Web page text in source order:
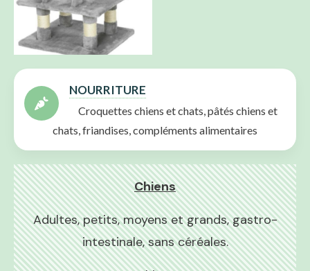
NOURRITURE
Croquettes chiens et chats, pâtés chiens et
chats, friandises, compléments alimentaires
Chiens
Adultes, petits, moyens et grands, gastro-
intestinale, sans céréales.